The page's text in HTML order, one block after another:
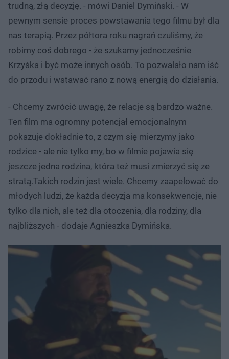
trudną, złą decyzję. - mówi Daniel Dymiński. - W
pewnym sensie proces powstawania tego filmu był dla
nas terapią. Przez półtora roku nagrań czuliśmy, że
robimy coś dobrego - że szukamy jednocześnie
Krzyśka i być może innych osób. To pozwalało nam iść
do przodu i wstawać rano z nową energią do działania.
- Chcemy zwrócić uwagę, że relacje są bardzo ważne.
Ten film ma ogromny potencjał emocjonalnym
pokazuje dokładnie to, z czym się mierzymy jako
rodzice - ale nie tylko my, bo w filmie pojawia się
jeszcze jedna rodzina, która też musi zmierzyć się ze
stratą.Takich rodzin jest wiele. Chcemy zaapelować do
młodych ludzi, że każda decyzja ma konsekwencje, nie
tylko dla nich, ale też dla otoczenia, dla rodziny, dla
najbliższych - dodaje Agnieszka Dymińska.